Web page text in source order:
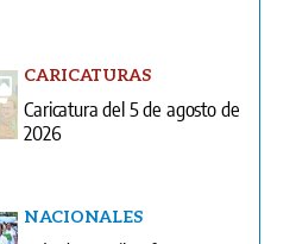
CARICATURAS
Caricatura del 5 de agosto de
2026
NACIONALES